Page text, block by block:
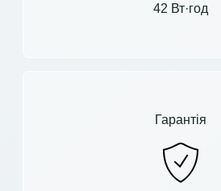
42 Вт·год
Гарантія